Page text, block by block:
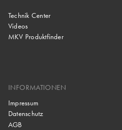
Technik Center
Videos
MKV Produktfinder
INFORMATIONEN
Impressum
Datenschutz
AGB